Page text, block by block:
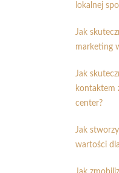
lokalnej
Jak
marketing
Jak
kontaktem
center?
Jak
wartości